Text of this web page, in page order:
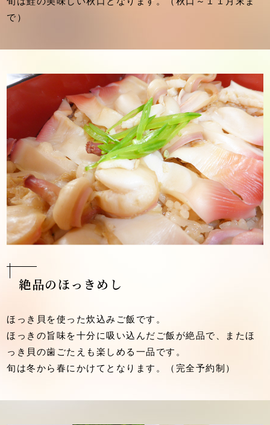
で）
絶品のほっきめし
ほっき貝を使った炊込みご飯です。
ほっきの旨味を十分に吸い込んだご飯が絶品で、またほ
っき貝の歯ごたえも楽しめる一品です。
旬は冬から春にかけてとなります。（完全予約制）